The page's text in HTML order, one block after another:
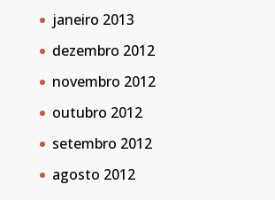
janeiro 2013
dezembro 2012
novembro 2012
outubro 2012
setembro 2012
agosto 2012